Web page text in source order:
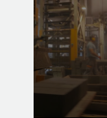
minutes,
58
seconds